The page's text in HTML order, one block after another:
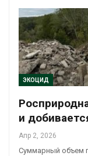
ЭКОЦИД
и
Апр 2, 2026
Суммарный объем